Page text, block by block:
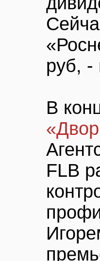
руб, -
В
FLB